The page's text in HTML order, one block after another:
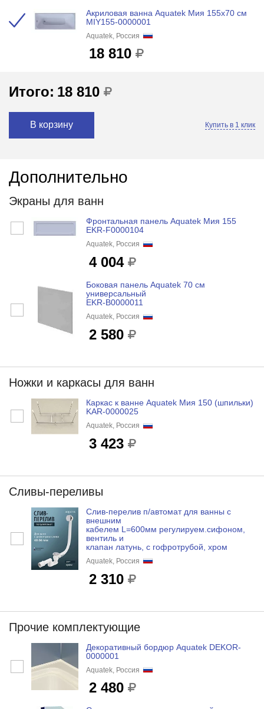
Акриловая ванна Aquatek Мия 155x70 см
MIY155-0000001
Aquatek, Россия
18 810
Итого: 18 810
В корзину Купить в 1 клик
Дополнительно
Экраны для ванн
Фронтальная панель Aquatek Мия 155
EKR-F0000104
Aquatek, Россия
4 004
Боковая панель Aquatek 70 см
универсальный
EKR-B0000011
Aquatek, Россия
2 580
Ножки и каркасы для ванн
Каркас к ванне Aquatek Мия 150 (шпильки)
KAR-0000025
Aquatek, Россия
3 423
Сливы-переливы
Слив-перелив п/автомат для ванны с
внешним
кабелем L=600мм регулируем.сифоном,
вентиль и
клапан латунь, с гофротрубой, хром
Aquatek, Россия
2 310
Прочие комплектующие
Декоративный бордюр Aquatek DEKOR-
0000001
Aquatek, Россия
2 480